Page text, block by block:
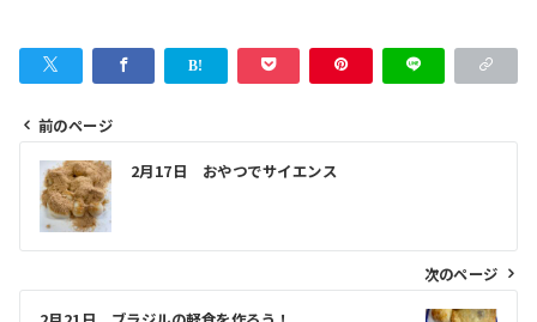
投
稿
ナ
ビ
ゲ
前のページ
2月17日 おやつでサイエンス
次のページ